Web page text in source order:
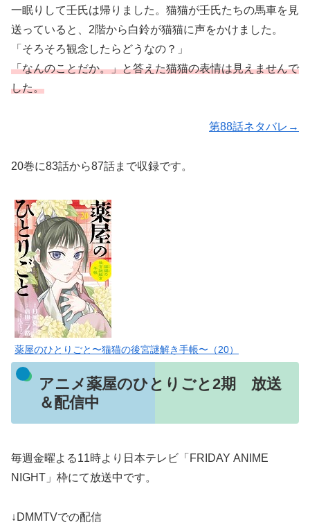
一眠りして壬氏は帰りました。猫猫が壬氏たちの馬車を見
送っていると、2階から白鈴が猫猫に声をかけました。
「そろそろ観念したらどうなの？」
「なんのことだか。」と答えた猫猫の表情は見えませんで
した。
第88話ネタバレ→
20巻に83話から87話まで収録です。
薬屋のひとりごと〜猫猫の後宮謎解き手帳〜（20）
アニメ薬屋のひとりごと2期 放送
＆配信中
毎週金曜よる11時より日本テレビ「FRIDAY ANIME
NIGHT」枠にて放送中です。
↓DMMTVでの配信